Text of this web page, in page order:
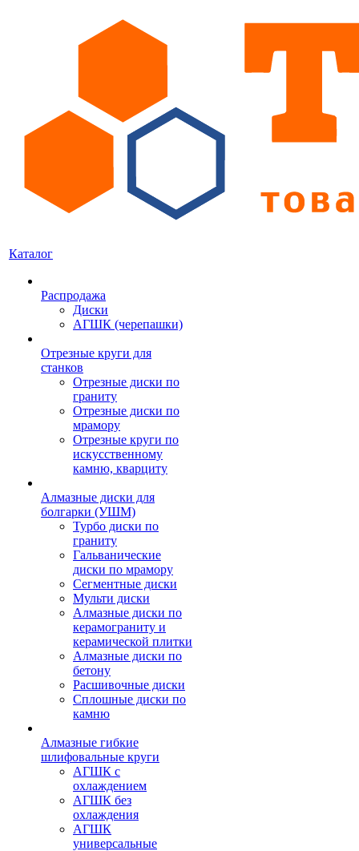
Каталог
Распродажа
Диски
АГШК (черепашки)
Отрезные круги для
станков
Отрезные диски по
граниту
Отрезные диски по
мрамору
Отрезные круги по
искусственному
камню, кварциту
Алмазные диски для
болгарки (УШМ)
Турбо диски по
граниту
Гальванические
диски по мрамору
Сегментные диски
Мульти диски
Алмазные диски по
керамограниту и
керамической плитки
Алмазные диски по
бетону
Расшивочные диски
Сплошные диски по
камню
Алмазные гибкие
шлифовальные круги
АГШК с
охлаждением
АГШК без
охлаждения
АГШК
универсальные